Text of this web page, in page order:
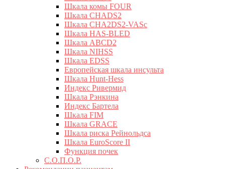
Шкала комы FOUR
Шкала CHADS2
Шкала CHA2DS2-VASc
Шкала HAS-BLED
Шкала ABCD2
Шкала NIHSS
Шкала EDSS
Европейская шкала инсульта
Шкала Hunt-Hess
Индекс Ривермид
Шкала Рэнкина
Индекс Бартела
Шкала FIM
Шкала GRACE
Шкала риска Рейнольдса
Шкала EuroScore II
Функция почек
С.О.П.О.Р.